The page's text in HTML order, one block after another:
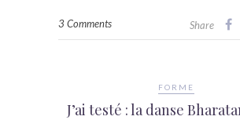
3 Comments Share
FORME
J’ai testé : la danse